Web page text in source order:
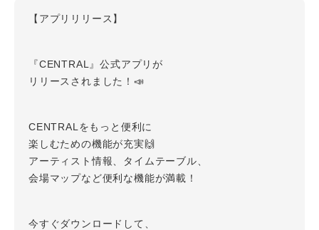
【アプリリリース】
『CENTRAL』公式アプリが
リリースされました！📣
CENTRALをもっと便利に
楽しむための機能が充実🙌
アーティスト情報、タイムテーブル、
会場マップなど便利な機能が満載！
今すぐダウンロードして、